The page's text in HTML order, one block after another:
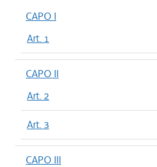
CAPO I
Art. 1
CAPO II
Art. 2
Art. 3
CAPO III